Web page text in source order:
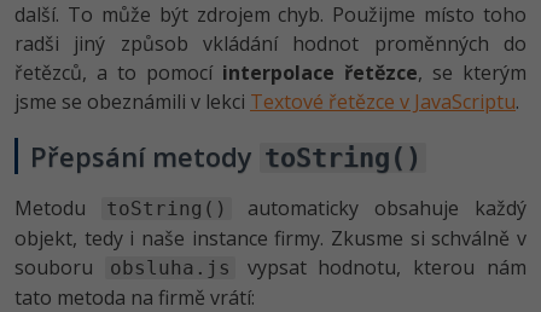
další. To může být zdrojem chyb. Použijme místo toho
radši jiný způsob vkládání hodnot proměnných do
řetězců, a to pomocí interpolace řetězce, se kterým
jsme se obeznámili v lekci Textové řetězce v JavaScriptu.
Přepsání metody toString()
Metodu toString()
automaticky obsahuje každý
objekt, tedy i naše instance firmy. Zkusme si schválně v
souboru
obsluha.js
vypsat hodnotu, kterou nám
tato metoda na firmě vrátí: